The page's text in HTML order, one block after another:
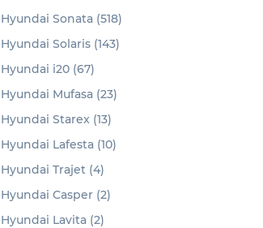
Hyundai Sonata (518)
Hyundai Solaris (143)
Hyundai i20 (67)
Hyundai Mufasa (23)
Hyundai Starex (13)
Hyundai Lafesta (10)
Hyundai Trajet (4)
Hyundai Casper (2)
Hyundai Lavita (2)